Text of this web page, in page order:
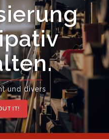
und divers
IT!